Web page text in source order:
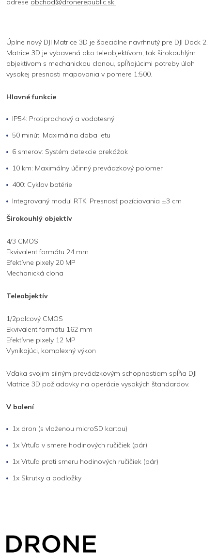
Úplne nový DJI Matrice 3D je špeciálne navrhnutý pre DJI Dock 2.
Matrice 3D je vybavená ako teleobjektívom, tak širokouhlým
objektívom s mechanickou clonou, spĺňajúcimi potreby úloh
vysokej presnosti mapovania v pomere 1:500.
Hlavné funkcie
IP54: Protiprachový a vodotesný
50 minút: Maximálna doba letu
6 smerov: Systém detekcie prekážok
10 km: Maximálny účinný prevádzkový polomer
400: Cyklov batérie
Integrovaný modul RTK: Presnosť pozíciovania ±3 cm
Širokouhlý objektív
4/3 CMOS
Ekvivalent formátu 24 mm
Efektívne pixely 20 MP
Mechanická clona
Teleobjektív
1/2palcový CMOS
Ekvivalent formátu 162 mm
Efektívne pixely 12 MP
Vynikajúci, komplexný výkon
Vďaka svojim silným prevádzkovým schopnostiam spĺňa DJI
Matrice 3D požiadavky na operácie vysokých štandardov.
V balení
1x dron (s vloženou microSD kartou)
1x Vrtuľa v smere hodinových ručičiek (pár)
1x Vrtuľa proti smeru hodinových ručičiek (pár)
1x Skrutky a podložky